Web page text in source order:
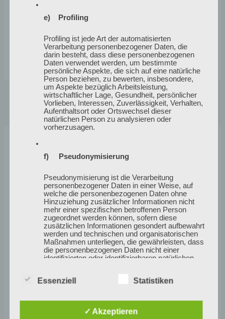
←zurück weiter→
Verwandte Beiträge
e) Profiling
Profiling ist jede Art der automatisierten
Verarbeitung personenbezogener Daten, die
darin besteht, dass diese personenbezogenen
Daten verwendet werden, um bestimmte
persönliche Aspekte, die sich auf eine natürliche
Person beziehen, zu bewerten, insbesondere,
um Aspekte bezüglich Arbeitsleistung,
wirtschaftlicher Lage, Gesundheit, persönlicher
Vorlieben, Interessen, Zuverlässigkeit, Verhalten,
Aufenthaltsort oder Ortswechsel dieser
natürlichen Person zu analysieren oder
vorherzusagen.
f) Pseudonymisierung
Pseudonymisierung ist die Verarbeitung
personenbezogener Daten in einer Weise, auf
welche die personenbezogenen Daten ohne
Hinzuziehung zusätzlicher Informationen nicht
mehr einer spezifischen betroffenen Person
zugeordnet werden können, sofern diese
zusätzlichen Informationen gesondert aufbewahrt
werden und technischen und organisatorischen
Maßnahmen unterliegen, die gewährleisten, dass
die personenbezogenen Daten nicht einer
identifizierten oder identifizierbaren natürlichen
Verarbeitung Verantwortlicher
Essenziell Statistiken
✓ Akzeptieren